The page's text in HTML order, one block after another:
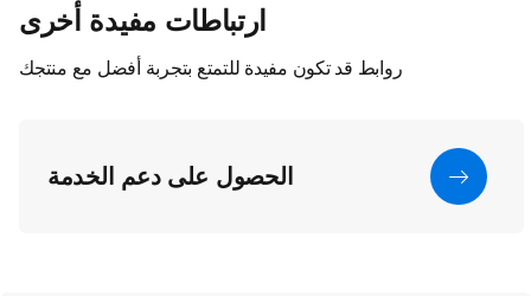
ارتباطات مفيدة أخرى
روابط قد تكون مفيدة للتمتع بتجربة أفضل مع منتجك
الحصول على دعم الخدمة